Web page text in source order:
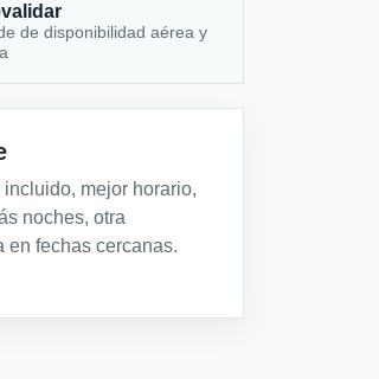
de disponibilidad aérea y
mejor horario,
noches, otra
en fechas cercanas.